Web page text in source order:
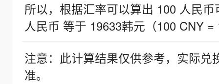
所以，根据汇率可以算出 100 人民
人民币 等于 19633韩元（100 CNY =
注意：此计算结果仅供参考，实际
准。